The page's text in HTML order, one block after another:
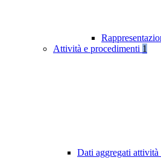
Attività e procedimenti 1
Dati aggregati attività